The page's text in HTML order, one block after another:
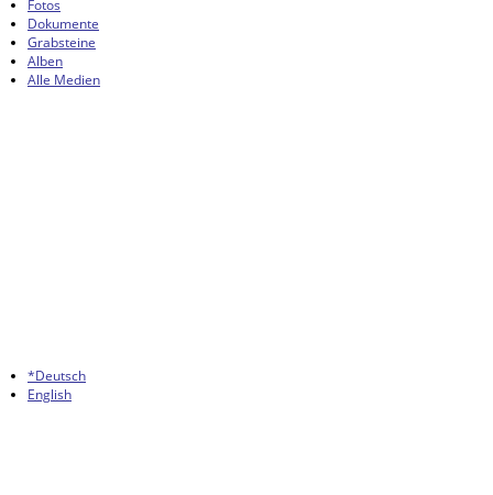
Fotos
Dokumente
Grabsteine
Alben
Alle Medien
*Deutsch
English